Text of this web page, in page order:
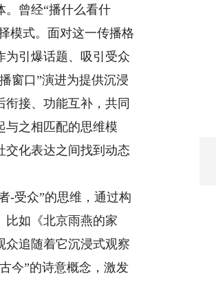
。曾经“播什么看什
模式。面对这一传播格
为引爆话题、吸引受众
窗口”演进为提供沉浸
接、功能互补，共同
与之相匹配的思维模
交化表达之间找到动态
-受众”的思维，通过构
比如《北京雨燕的家
众追随着它沉浸式观察
今”的诗意概念，激发